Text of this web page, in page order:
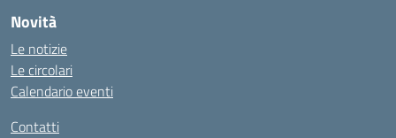
Novità
Le notizie
Le circolari
Calendario eventi
Contatti